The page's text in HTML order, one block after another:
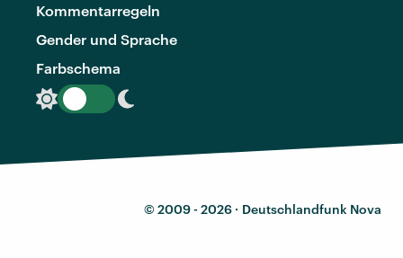
Kommentarregeln
Gender und Sprache
Farbschema
© 2009 - 2026 · Deutschlandfunk Nova